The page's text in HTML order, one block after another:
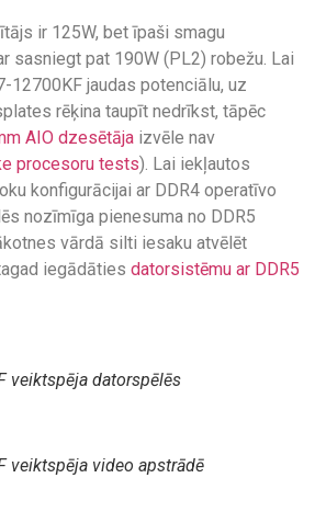
ir 125W, bet īpaši smagu
sasniegt pat 190W (PL2) robežu. Lai
12700KF jaudas potenciālu, uz
rēķina taupīt nedrīkst, tāpēc
AIO dzesētāja izvēle nav
procesoru tests). Lai iekļautos
konfigurācijai ar DDR4 operatīvo
nozīmīga pienesuma no DDR5
vārdā silti iesaku atvēlēt
iegādāties datorsistēmu ar DDR5
veiktspēja datorspēlēs
veiktspēja video apstrādē